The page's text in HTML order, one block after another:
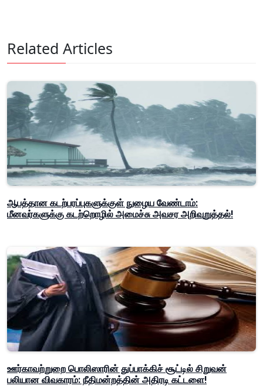
Related Articles
ஆபத்தான கடற்பரப்புகளுக்குள் நுழைய வேண்டாம்:
மீனவர்களுக்கு கடற்றொழில் அமைச்சு அவசர அறிவுறுத்தல்!
ஊர்காவற்றுறை பொலிஸாரின் துப்பாக்கிச் சூட்டில் சிறுவன்
பலியான விவகாரம்: நீதிமன்றத்தின் அதிரடி கட்டளை!